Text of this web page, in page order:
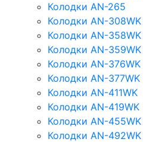
Колодки AN-265
Колодки AN-308WK
Колодки AN-358WK
Колодки AN-359WK
Колодки AN-376WK
Колодки AN-377WK
Колодки AN-411WK
Колодки AN-419WK
Колодки AN-455WK
Колодки AN-492WK